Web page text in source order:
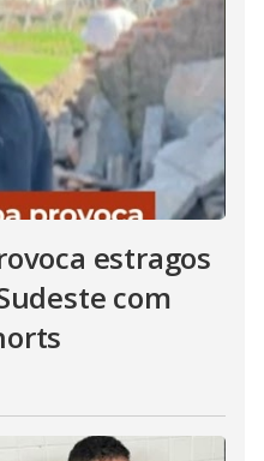
estragos
com